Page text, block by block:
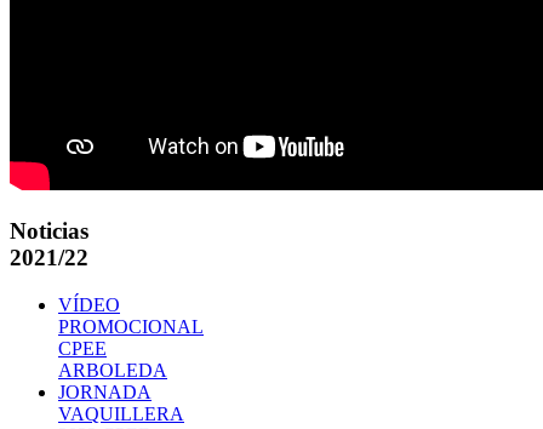
Noticias
2021/22
VÍDEO
PROMOCIONAL
CPEE
ARBOLEDA
JORNADA
VAQUILLERA